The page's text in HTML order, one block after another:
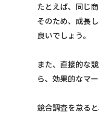
たとえば、同じ
そのため、成長
良いでしょう。
また、直接的な
ら、効果的なマ
競合調査を怠る